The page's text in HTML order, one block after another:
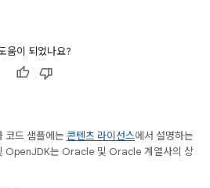
움이 되었나요?
코드 샘플에는 콘텐츠 라이선스에서 설명하는
OpenJDK는 Oracle 및 Oracle 계열사의 상